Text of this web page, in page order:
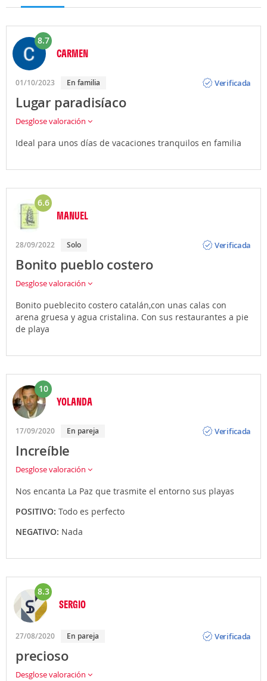
8.7
CARMEN
01/10/2023 En familia
Verificada
Lugar paradisíaco
Desglose valoración
Ideal para unos días de vacaciones tranquilos en familia
6.6
MANUEL
28/09/2022 Solo
Verificada
Bonito pueblo costero
Desglose valoración
Bonito pueblecito costero catalán,con unas calas con
arena gruesa y agua cristalina. Con sus restaurantes a pie
de playa
10
YOLANDA
17/09/2020 En pareja
Verificada
Increíble
Desglose valoración
Nos encanta La Paz que trasmite el entorno sus playas
POSITIVO: Todo es perfecto
NEGATIVO: Nada
8.3
SERGIO
27/08/2020 En pareja
Verificada
precioso
Desglose valoración